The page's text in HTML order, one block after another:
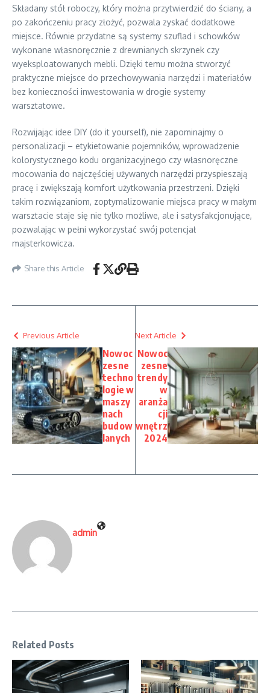
Składany stół roboczy, który można przytwierdzić do ściany, a
po zakończeniu pracy złożyć, pozwala zyskać dodatkowe
miejsce. Równie przydatne są systemy szuflad i schowków
wykonane własnoręcznie z drewnianych skrzynek czy
wyeksploatowanych mebli. Dzięki temu można stworzyć
praktyczne miejsce do przechowywania narzędzi i materiałów
bez konieczności inwestowania w drogie systemy
warsztatowe.
Rozwijając idee DIY (do it yourself), nie zapominajmy o
personalizacji – etykietowanie pojemników, wprowadzenie
kolorystycznego kodu organizacyjnego czy własnoręczne
mocowania do najczęściej używanych narzędzi przyspieszają
pracę i zwiększają komfort użytkowania przestrzeni. Dzięki
takim rozwiązaniom, zoptymalizowanie miejsca pracy w małym
warsztacie staje się nie tylko możliwe, ale i satysfakcjonujące,
pozwalając w pełni wykorzystać swój potencjał
majsterkowicza.
Share this Article
Previous Article
Nowoc
zesne
techno
logie w
maszy
nach
budow
lanych
Next Article
Nowoc
zesne
trendy
w
aranża
cji
wnętrz
2024
admin
Related Posts